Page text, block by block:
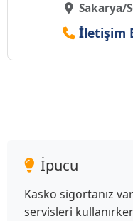
Sakarya/
İletişim
İpucu
Kasko sigortanız
servisleri